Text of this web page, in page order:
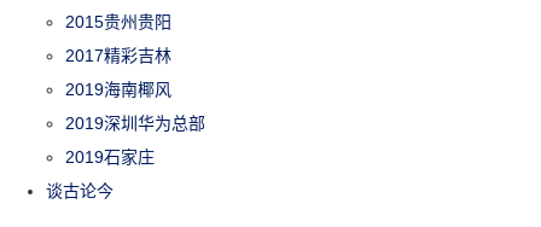
2015贵州贵阳
2017精彩吉林
2019海南椰风
2019深圳华为总部
2019石家庄
谈古论今